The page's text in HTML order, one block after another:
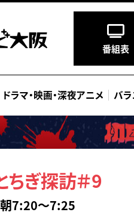
番組表
ドラマ・映画・深夜アニメ バラ
ちぎ探訪＃9
7:20～7:25